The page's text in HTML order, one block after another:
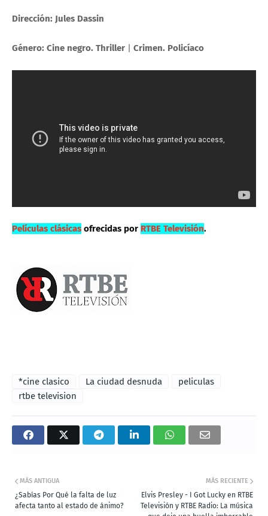
Dirección: Jules Dassin
Género: Cine negro. Thriller | Crimen. Policíaco
Películas clásicas ofrecidas por RTBE Televisión.
*cine clasico La ciudad desnuda
peliculas
rtbe television
MÁS RECIENTE
Elvis Presley - I Got Lucky en RTBE
Televisión y RTBE Radio: La música
MÁS ANTIGUA
¿Sabías Por Qué la falta de luz
afecta tanto al estado de ánimo?